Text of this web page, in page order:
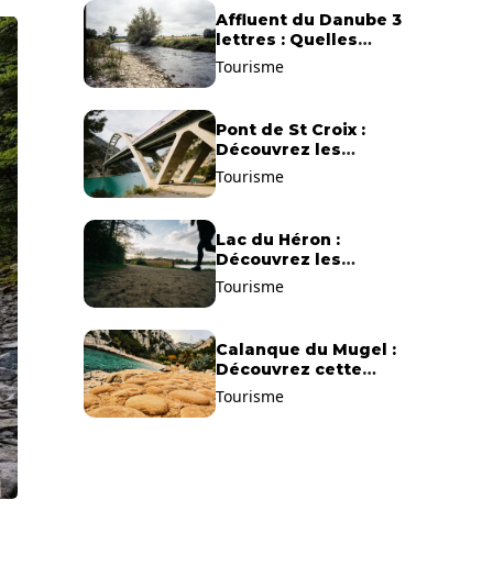
Affluent du Danube 3
lettres : Quelles
solutions trouver ?
Tourisme
Pont de St Croix :
Découvrez les
gorges du Verdon !
Tourisme
Lac du Héron :
Découvrez les
meilleurs sentiers de
Tourisme
Calanque du Mugel :
Découvrez cette
plage paradisiaque à
Tourisme